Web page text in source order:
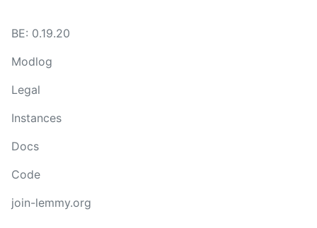
BE: 0.19.20
Modlog
Legal
Instances
Docs
Code
join-lemmy.org